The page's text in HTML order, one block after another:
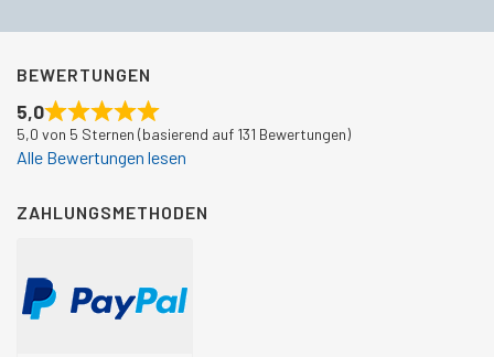
BEWERTUNGEN
5,0
5,0 von 5 Sternen (basierend auf 131 Bewertungen)
Alle Bewertungen lesen
ZAHLUNGSMETHODEN